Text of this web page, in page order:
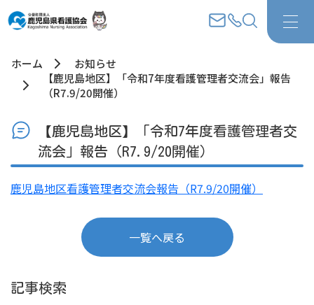
ホーム
お知らせ
【鹿児島地区】「令和7年度看護管理者交流会」報告
（R7.9/20開催）
【鹿児島地区】「令和7年度看護管理者交
流会」報告（R7.9/20開催）
鹿児島地区看護管理者交流会報告（R7.9/20開催）
一覧へ戻る
記事検索